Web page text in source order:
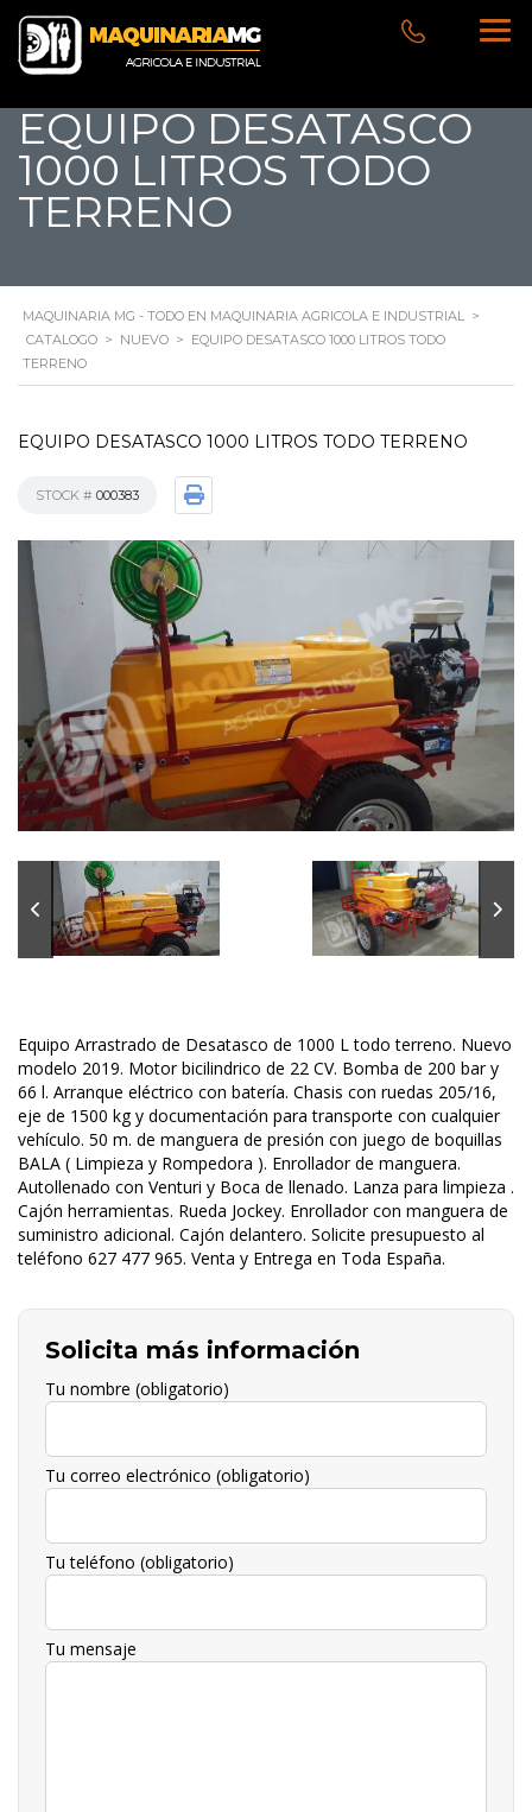
EQUIPO DESATASCO
1000 LITROS TODO
TERRENO
MAQUINARIA MG - TODO EN MAQUINARIA AGRICOLA E INDUSTRIAL >
CATALOGO > NUEVO > EQUIPO DESATASCO 1000 LITROS TODO
TERRENO
EQUIPO DESATASCO 1000 LITROS TODO TERRENO
STOCK # 000383
Equipo Arrastrado de Desatasco de 1000 L todo terreno. Nuevo
modelo 2019. Motor bicilindrico de 22 CV. Bomba de 200 bar y
66 l. Arranque eléctrico con batería. Chasis con ruedas 205/16,
eje de 1500 kg y documentación para transporte con cualquier
vehículo. 50 m. de manguera de presión con juego de boquillas
BALA ( Limpieza y Rompedora ). Enrollador de manguera.
Autollenado con Venturi y Boca de llenado. Lanza para limpieza .
Cajón herramientas. Rueda Jockey. Enrollador con manguera de
suministro adicional. Cajón delantero. Solicite presupuesto al
teléfono 627 477 965. Venta y Entrega en Toda España.
Solicita más información
Tu nombre (obligatorio)
Tu correo electrónico (obligatorio)
Tu teléfono (obligatorio)
Tu mensaje